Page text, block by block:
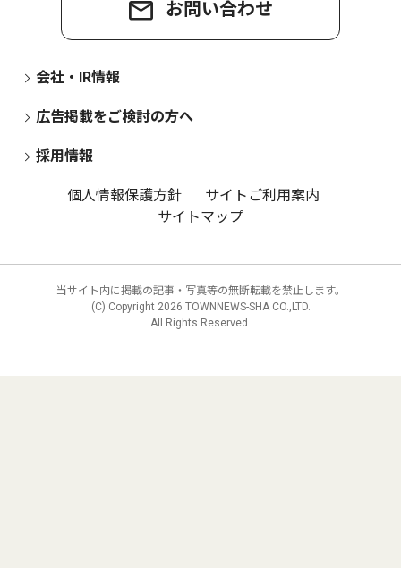
お問い合わせ
会社・IR情報
広告掲載をご検討の方へ
採用情報
個人情報保護方針
サイトご利用案内
サイトマップ
当サイト内に掲載の記事・写真等の無断転載を禁止します。
(C) Copyright 2026 TOWNNEWS-SHA CO.,LTD.
All Rights Reserved.